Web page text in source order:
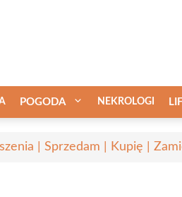
POGODA NEKROLOGI
| Sprzedam | Kupię |